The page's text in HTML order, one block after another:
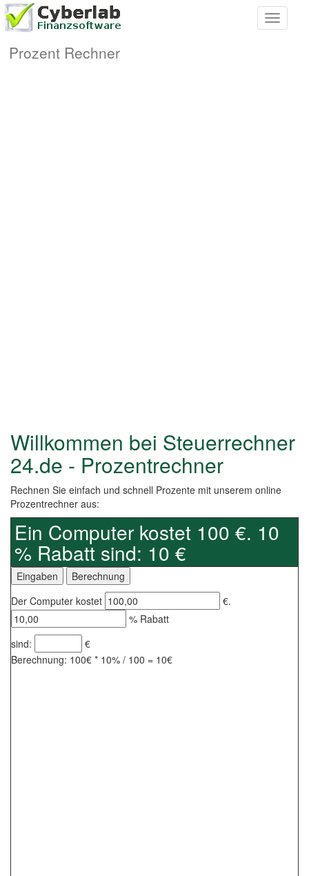
Toggle
Prozent Rechner
Willkommen bei Steuerrechner
24.de - Prozentrechner
Rechnen Sie einfach und schnell Prozente mit unserem online
Prozentrechner aus:
Ein Computer kostet 100 €. 10
% Rabatt sind: 10 €
Der Computer kostet
€.
% Rabatt
sind:
€
Berechnung: 100€ * 10% / 100 = 10€